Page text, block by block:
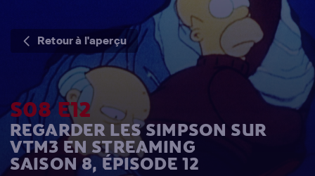
Retour à l'aperçu
S08 E12
REGARDER LES SIMPSON SUR
VTM3 EN STREAMING
SAISON 8, ÉPISODE 12